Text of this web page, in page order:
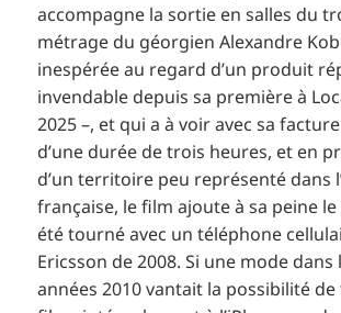
accompagne la sortie en salles du
métrage du géorgien Alexandre
inespérée au regard d’un produit
invendable depuis sa première à
2025 –, et qui a à voir avec sa
d’une durée de trois heures, et en
d’un territoire peu représenté dans
française, le film ajoute à sa peine le
été tourné avec un téléphone
Ericsson de 2008. Si une mode dans
années 2010 vantait la possibilité